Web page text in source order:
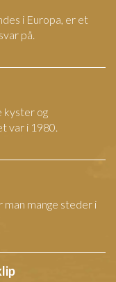
i Europa, er et
på.
kyster og
var i 1980.
mange steder i